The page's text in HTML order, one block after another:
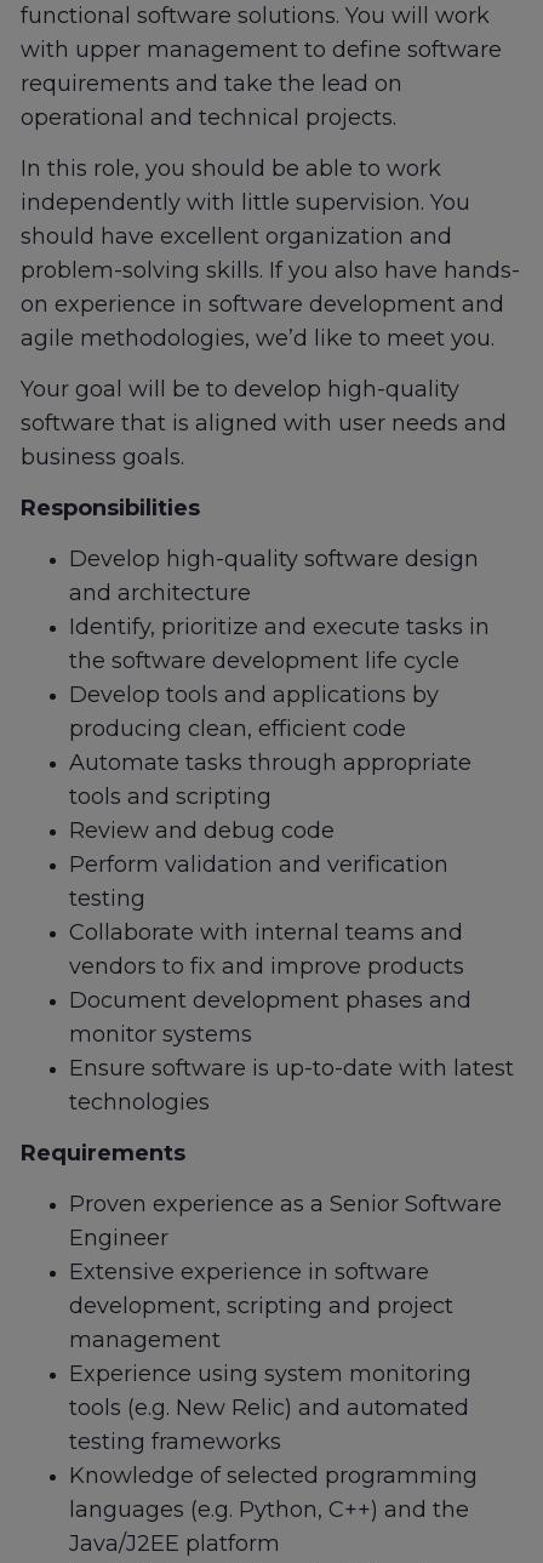
functional software solutions. You will work
with upper management to define software
requirements and take the lead on
operational and technical projects.
In this role, you should be able to work
independently with little supervision. You
should have excellent organization and
problem-solving skills. If you also have hands-
on experience in software development and
agile methodologies, we’d like to meet you.
Your goal will be to develop high-quality
software that is aligned with user needs and
business goals.
Responsibilities
Develop high-quality software design
and architecture
Identify, prioritize and execute tasks in
the software development life cycle
Develop tools and applications by
producing clean, efficient code
Automate tasks through appropriate
tools and scripting
Review and debug code
Perform validation and verification
testing
Collaborate with internal teams and
vendors to fix and improve products
Document development phases and
monitor systems
Ensure software is up-to-date with latest
technologies
Requirements
Proven experience as a Senior Software
Engineer
Extensive experience in software
development, scripting and project
management
Experience using system monitoring
tools (e.g. New Relic) and automated
testing frameworks
Knowledge of selected programming
languages (e.g. Python, C++) and the
Java/J2EE platform